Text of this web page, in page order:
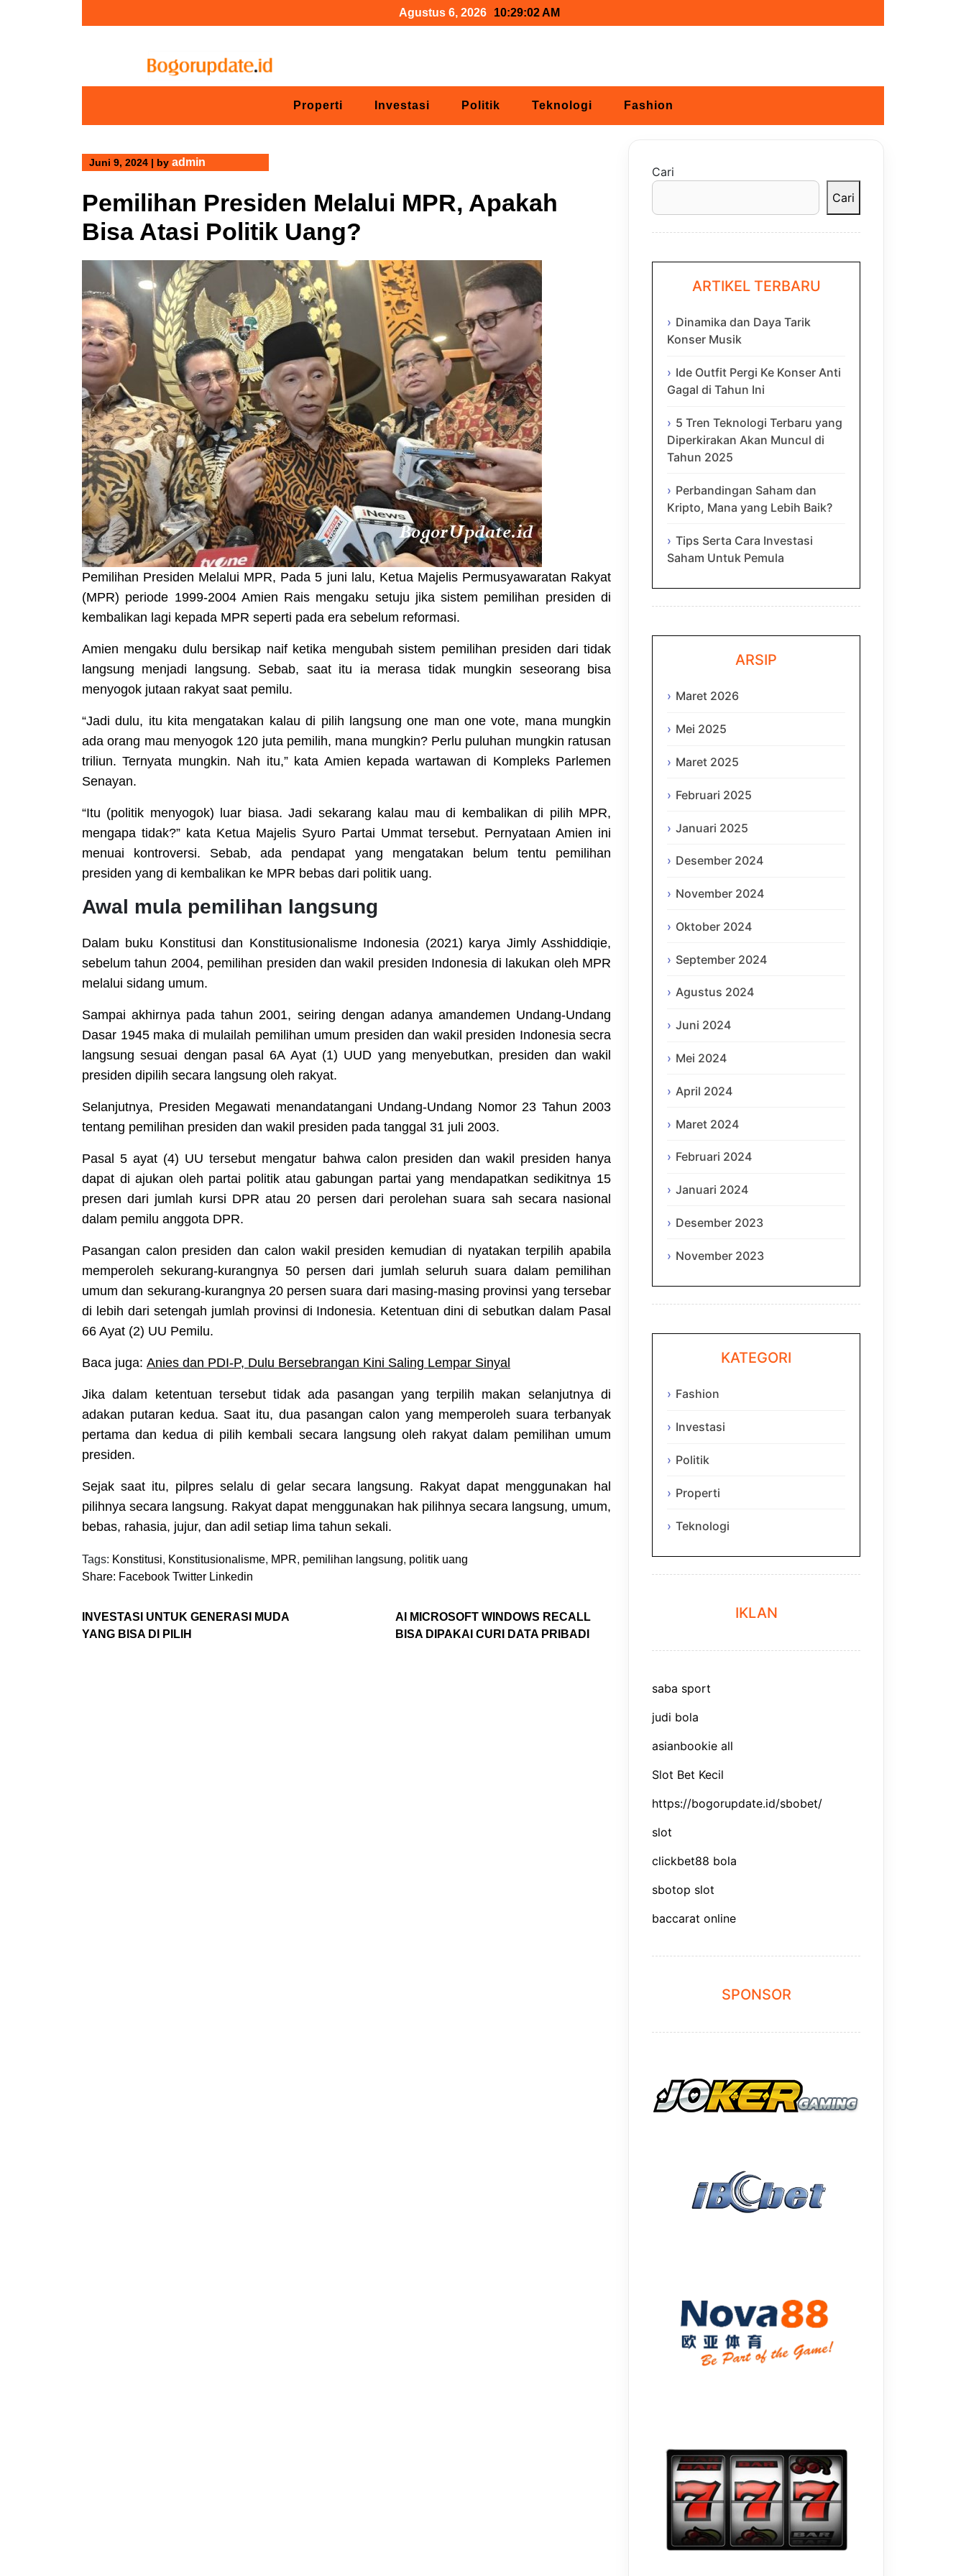
Agustus 6, 2026 10:29:03 AM
Properti Investasi Politik Teknologi Fashion
Juni 9, 2024 | by admin
Pemilihan Presiden Melalui MPR, Apakah
Bisa Atasi Politik Uang?
Pemilihan Presiden Melalui MPR, Pada 5 juni lalu, Ketua Majelis Permusyawaratan Rakyat
(MPR) periode 1999-2004 Amien Rais mengaku setuju jika sistem pemilihan presiden di
kembalikan lagi kepada MPR seperti pada era sebelum reformasi.
Amien mengaku dulu bersikap naif ketika mengubah sistem pemilihan presiden dari tidak
langsung menjadi langsung. Sebab, saat itu ia merasa tidak mungkin seseorang bisa
menyogok jutaan rakyat saat pemilu.
“Jadi dulu, itu kita mengatakan kalau di pilih langsung one man one vote, mana mungkin
ada orang mau menyogok 120 juta pemilih, mana mungkin? Perlu puluhan mungkin ratusan
triliun. Ternyata mungkin. Nah itu,” kata Amien kepada wartawan di Kompleks Parlemen
Senayan.
“Itu (politik menyogok) luar biasa. Jadi sekarang kalau mau di kembalikan di pilih MPR,
mengapa tidak?” kata Ketua Majelis Syuro Partai Ummat tersebut. Pernyataan Amien ini
menuai kontroversi. Sebab, ada pendapat yang mengatakan belum tentu pemilihan
presiden yang di kembalikan ke MPR bebas dari politik uang.
Awal mula pemilihan langsung
Dalam buku Konstitusi dan Konstitusionalisme Indonesia (2021) karya Jimly Asshiddiqie,
sebelum tahun 2004, pemilihan presiden dan wakil presiden Indonesia di lakukan oleh MPR
melalui sidang umum.
Sampai akhirnya pada tahun 2001, seiring dengan adanya amandemen Undang-Undang
Dasar 1945 maka di mulailah pemilihan umum presiden dan wakil presiden Indonesia secra
langsung sesuai dengan pasal 6A Ayat (1) UUD yang menyebutkan, presiden dan wakil
presiden dipilih secara langsung oleh rakyat.
Selanjutnya, Presiden Megawati menandatangani Undang-Undang Nomor 23 Tahun 2003
tentang pemilihan presiden dan wakil presiden pada tanggal 31 juli 2003.
Pasal 5 ayat (4) UU tersebut mengatur bahwa calon presiden dan wakil presiden hanya
dapat di ajukan oleh partai politik atau gabungan partai yang mendapatkan sedikitnya 15
presen dari jumlah kursi DPR atau 20 persen dari perolehan suara sah secara nasional
dalam pemilu anggota DPR.
Pasangan calon presiden dan calon wakil presiden kemudian di nyatakan terpilih apabila
memperoleh sekurang-kurangnya 50 persen dari jumlah seluruh suara dalam pemilihan
umum dan sekurang-kurangnya 20 persen suara dari masing-masing provinsi yang tersebar
di lebih dari setengah jumlah provinsi di Indonesia. Ketentuan dini di sebutkan dalam Pasal
66 Ayat (2) UU Pemilu.
Baca juga: Anies dan PDI-P, Dulu Bersebrangan Kini Saling Lempar Sinyal
Jika dalam ketentuan tersebut tidak ada pasangan yang terpilih makan selanjutnya di
adakan putaran kedua. Saat itu, dua pasangan calon yang memperoleh suara terbanyak
pertama dan kedua di pilih kembali secara langsung oleh rakyat dalam pemilihan umum
presiden.
Sejak saat itu, pilpres selalu di gelar secara langsung. Rakyat dapat menggunakan hal
pilihnya secara langsung. Rakyat dapat menggunakan hak pilihnya secara langsung, umum,
bebas, rahasia, jujur, dan adil setiap lima tahun sekali.
Tags: Konstitusi, Konstitusionalisme, MPR, pemilihan langsung, politik uang
Share: Facebook Twitter Linkedin
INVESTASI UNTUK GENERASI MUDA
YANG BISA DI PILIH
AI MICROSOFT WINDOWS RECALL
BISA DIPAKAI CURI DATA PRIBADI
Cari
Cari
ARTIKEL TERBARU
Dinamika dan Daya Tarik
Konser Musik
Ide Outfit Pergi Ke Konser Anti
Gagal di Tahun Ini
5 Tren Teknologi Terbaru yang
Diperkirakan Akan Muncul di
Tahun 2025
Perbandingan Saham dan
Kripto, Mana yang Lebih Baik?
Tips Serta Cara Investasi
Saham Untuk Pemula
ARSIP
Maret 2026
Mei 2025
Maret 2025
Februari 2025
Januari 2025
Desember 2024
November 2024
Oktober 2024
September 2024
Agustus 2024
Juni 2024
Mei 2024
April 2024
Maret 2024
Februari 2024
Januari 2024
Desember 2023
November 2023
KATEGORI
Fashion
Investasi
Politik
Properti
Teknologi
IKLAN
saba sport
judi bola
asianbookie all
Slot Bet Kecil
https://bogorupdate.id/sbobet/
slot
clickbet88 bola
sbotop slot
baccarat online
SPONSOR